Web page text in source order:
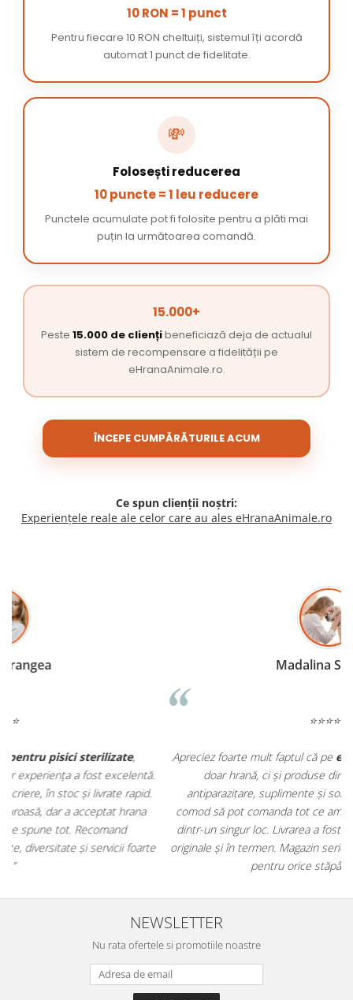
10 RON = 1 punct
Pentru fiecare 10 RON cheltuiți, sistemul îți acordă
automat 1 punct de fidelitate.
💸
Folosești reducerea
10 puncte = 1 leu reducere
Punctele acumulate pot fi folosite pentru a plăti mai
puțin la următoarea comandă.
15.000+
Peste 15.000 de cliențibeneficiază deja de actualul
sistem de recompensare a fidelității pe
eHranaAnimale.ro.
ÎNCEPE CUMPĂRĂTURILE ACUM
Ce spun clienții noștri:
Experiențele reale ale celor care au ales eHranaAnimale.ro
Apreciez foarte mult faptul că peehranaanimale.rogăsesc nu
doar hrană, ci și produse din
farmacia veterinară:
antiparazitare, suplimente și soluții de îngrijire. Este foarte
comod să pot comanda tot ce am nevoie pentru animalul meu
dintr-un singur loc. Livrarea a fost rapidă, iar produsele au fost
originale și în termen. Magazin serios, bine organizat și foarte util
pentru orice stăpân de animale.
NEWSLETTER
Nu rata ofertele si promotiile noastre